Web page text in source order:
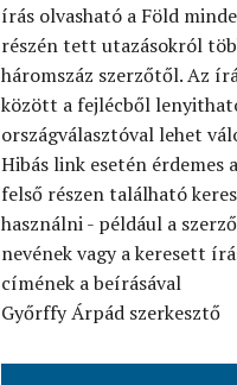
írás olvasható a Föld
részén tett utazásokról
háromszáz szerzőtől. Az
között a fejlécből
országválasztóval lehet
Hibás link esetén érdemes
felső részen található
használni - például a szerző
nevének vagy a keresett
címének a beírásával
Győrffy Árpád szerkesztő